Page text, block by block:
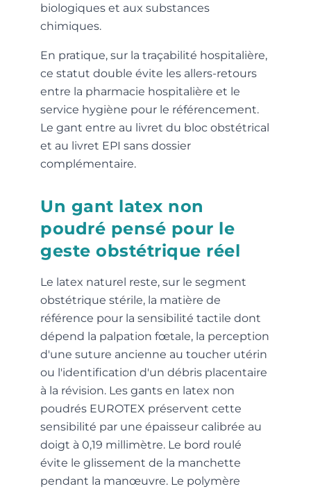
biologiques et aux substances
chimiques.
En pratique, sur la traçabilité hospitalière,
ce statut double évite les allers-retours
entre la pharmacie hospitalière et le
service hygiène pour le référencement.
Le gant entre au livret du bloc obstétrical
et au livret EPI sans dossier
complémentaire.
Un gant latex non
poudré pensé pour le
geste obstétrique réel
Le latex naturel reste, sur le segment
obstétrique stérile, la matière de
référence pour la sensibilité tactile dont
dépend la palpation fœtale, la perception
d'une suture ancienne au toucher utérin
ou l'identification d'un débris placentaire
à la révision. Les gants en latex non
poudrés EUROTEX préservent cette
sensibilité par une épaisseur calibrée au
doigt à 0,19 millimètre. Le bord roulé
évite le glissement de la manchette
pendant la manœuvre. Le polymère